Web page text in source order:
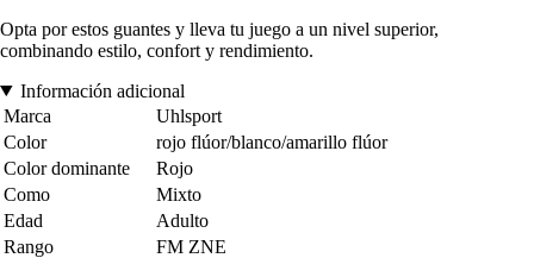
Opta por estos guantes y lleva tu juego a un nivel superior,
combinando estilo, confort y rendimiento.
Información adicional
Marca
Uhlsport
Color
rojo flúor/blanco/amarillo flúor
Color dominante
Rojo
Como
Mixto
Edad
Adulto
Rango
FM ZNE